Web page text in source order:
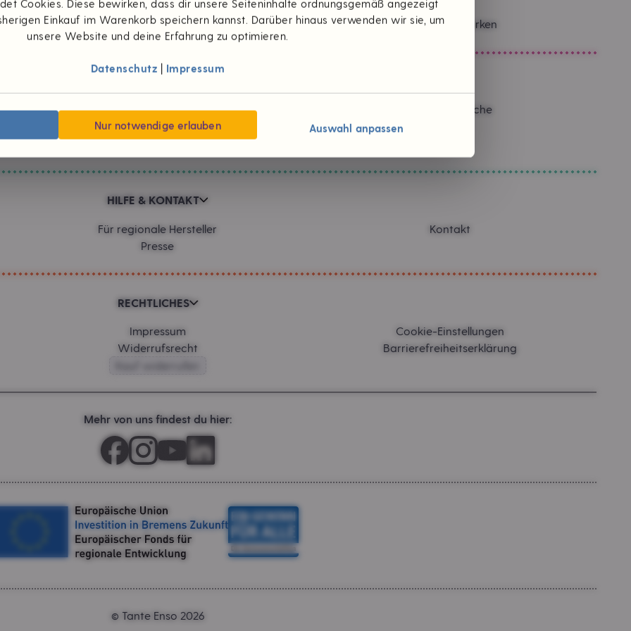
Cookies. Diese bewirken, dass dir unsere Seiteninhalte ordnungsgemäß angezeigt
Einkauf im Warenkorb speichern kannst. Darüber hinaus verwenden wir sie, um
unsere Website und deine Erfahrung zu optimieren.
Datenschutz Impressum
Nur notwendige erlauben Auswahl anpassen
Zahlungsarten Themen & Marken
Wünsch dir was
#foodpioniere
Neuigkeiten
Verantwortliche
HILFE & KONTAKT
Für regionale Hersteller
Presse
Kontakt
RECHTLICHES
Impressum
Widerrufsrecht
Cookie-Einstellungen
Barrierefreiheitserklärung
Mehr von uns findest du hier:
© Tante Enso 2026